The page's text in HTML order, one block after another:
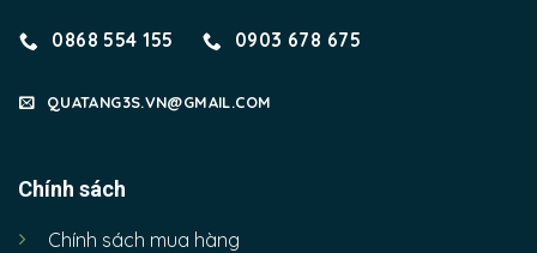
0868 554 155 0903 678 675
QUATANG3S.VN@GMAIL.COM
Chính sách
Chính sách mua hàng